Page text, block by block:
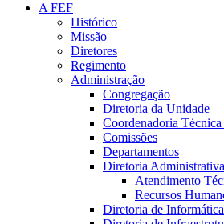
A FEF
Histórico
Missão
Diretores
Regimento
Administração
Congregação
Diretoria da Unidade
Coordenadoria
Comissões
Departamentos
Diretoria Administrativa
Atendimento
Recursos
Diretoria de Informática